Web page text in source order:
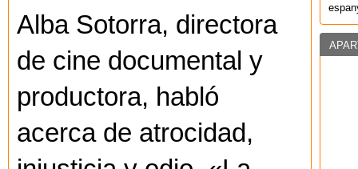
Alba Sotorra, directora
de cine documental y
productora, habló
acerca de atrocidad,